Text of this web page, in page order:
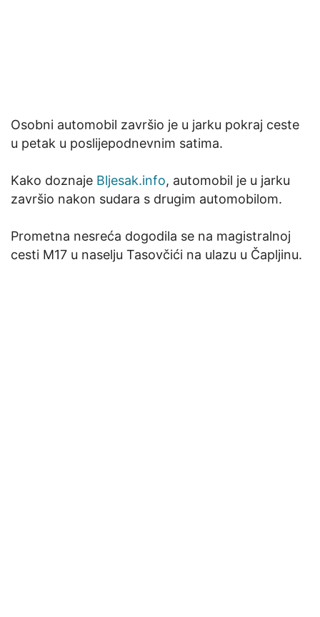
Osobni automobil završio je u jarku pokraj ceste
u petak u poslijepodnevnim satima.
Kako doznaje Bljesak.info, automobil je u jarku
završio nakon sudara s drugim automobilom.
Prometna nesreća dogodila se na magistralnoj
cesti M17 u naselju Tasovčići na ulazu u Čapljinu.